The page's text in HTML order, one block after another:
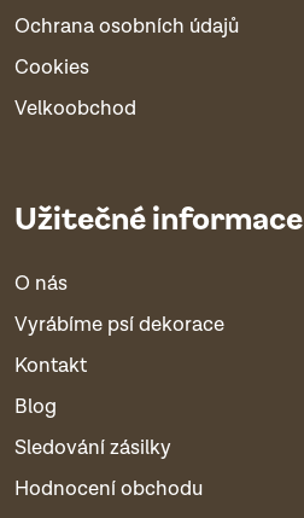
Ochrana osobních údajů
Cookies
Velkoobchod
Užitečné informace
O nás
Vyrábíme psí dekorace
Kontakt
Blog
Sledování zásilky
Hodnocení obchodu